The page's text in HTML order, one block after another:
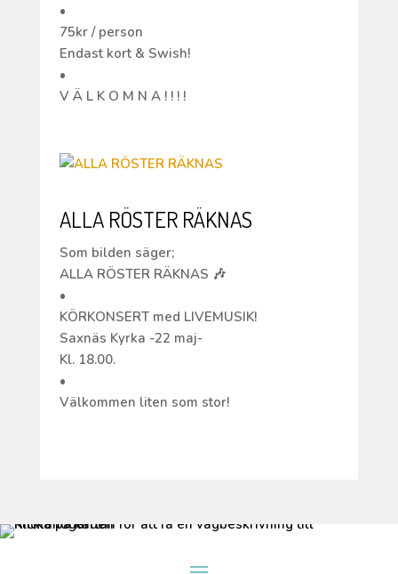
•
75kr / person
Endast kort & Swish!
•
V Ä L K O M N A ! ! ! !
ALLA RÖSTER RÄKNAS
Som bilden säger;
ALLA RÖSTER RÄKNAS 🎶
•
KÖRKONSERT med LIVEMUSIK!
Saxnäs Kyrka -22 maj-
Kl. 18.00.
•
Välkommen liten som stor!